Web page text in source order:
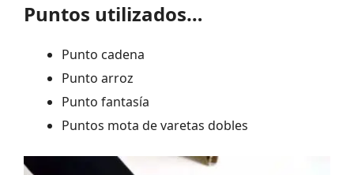
Puntos utilizados…
Punto cadena
Punto arroz
Punto fantasía
Puntos mota de varetas dobles